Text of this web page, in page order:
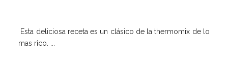
Esta deliciosa receta es un clásico de la thermomix de lo
mas rico. ...